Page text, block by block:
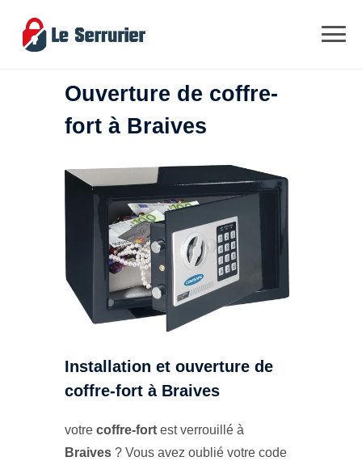
Ouverture de coffre-
fort à Braives
Installation et ouverture de
coffre-fort à Braives
votre coffre-fort est verrouillé à
Braives ? Vous avez oublié votre code